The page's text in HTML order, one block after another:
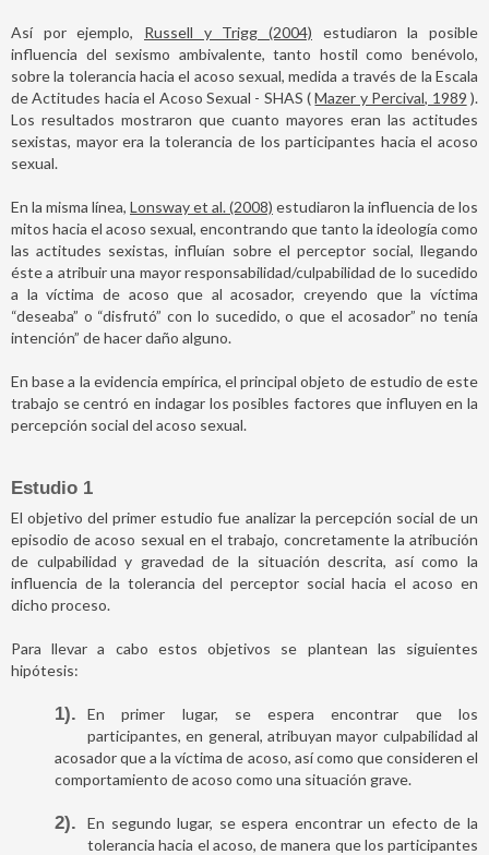
Así por ejemplo, Russell y Trigg (2004) estudiaron la posible
influencia del sexismo ambivalente, tanto hostil como benévolo,
sobre la tolerancia hacia el acoso sexual, medida a través de la Escala
de Actitudes hacia el Acoso Sexual - SHAS (Mazer y Percival, 1989 ).
Los resultados mostraron que cuanto mayores eran las actitudes
sexistas, mayor era la tolerancia de los participantes hacia el acoso
sexual.
En la misma línea, Lonsway et al. (2008) estudiaron la influencia de los
mitos hacia el acoso sexual, encontrando que tanto la ideología como
las actitudes sexistas, influían sobre el perceptor social, llegando
éste a atribuir una mayor responsabilidad/culpabilidad de lo sucedido
a la víctima de acoso que al acosador, creyendo que la víctima
“deseaba” o “disfrutó” con lo sucedido, o que el acosador” no tenía
intención” de hacer daño alguno.
En base a la evidencia empírica, el principal objeto de estudio de este
trabajo se centró en indagar los posibles factores que influyen en la
percepción social del acoso sexual.
Estudio 1
El objetivo del primer estudio fue analizar la percepción social de un
episodio de acoso sexual en el trabajo, concretamente la atribución
de culpabilidad y gravedad de la situación descrita, así como la
influencia de la tolerancia del perceptor social hacia el acoso en
dicho proceso.
Para llevar a cabo estos objetivos se plantean las siguientes
hipótesis:
1)
En primer lugar, se espera encontrar que los
participantes, en general, atribuyan mayor culpabilidad al
acosador que a la víctima de acoso, así como que consideren el
comportamiento de acoso como una situación grave.
2)
En segundo lugar, se espera encontrar un efecto de la
tolerancia hacia el acoso, de manera que los participantes